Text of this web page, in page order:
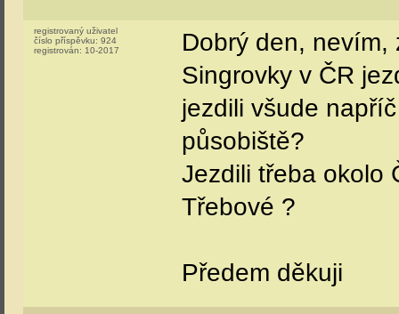
registrovaný uživatel
číslo příspěvku: 924
registrován: 10-2017
Dobrý den,
Singrovky v ČR
jezdili všude
působiště?
Jezdili třeba okolo
Třebové ?
Předem děkuji